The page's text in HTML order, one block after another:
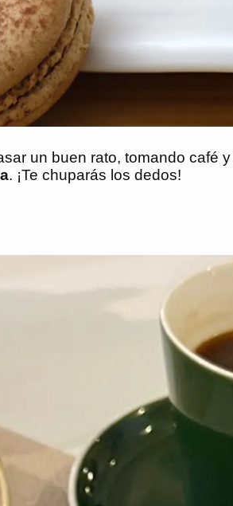
un buen rato, tomando café
. ¡Te chuparás los dedos!